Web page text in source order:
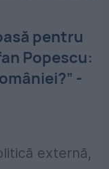
pentru
Popescu:
-
externă,